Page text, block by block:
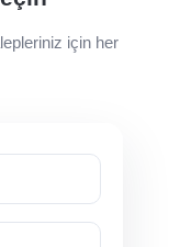
için her